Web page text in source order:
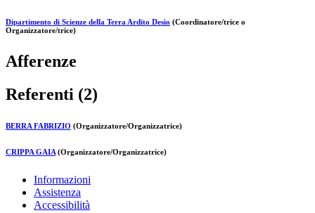
Dipartimento di Scienze della Terra Ardito Desio (Coordinatore/trice o
Organizzatore/trice)
Afferenze
Referenti (2)
BERRA FABRIZIO (Organizzatore/Organizzatrice)
CRIPPA GAIA (Organizzatore/Organizzatrice)
Informazioni
Assistenza
Accessibilità